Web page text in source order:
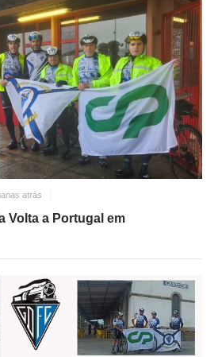
atrás
Volta a Portugal em